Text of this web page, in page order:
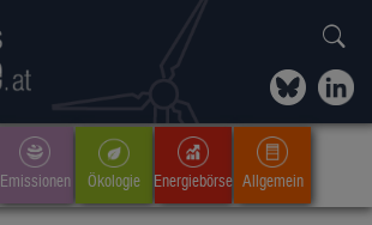
Emissionen Ökologie Energiebörse Allgemein